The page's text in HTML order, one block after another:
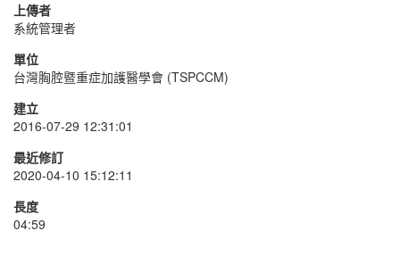
上傳者
系統管理者
單位
台灣胸腔暨重症加護醫學會 (TSPCCM)
建立
2016-07-29 12:31:01
最近修訂
2020-04-10 15:12:11
長度
04:59